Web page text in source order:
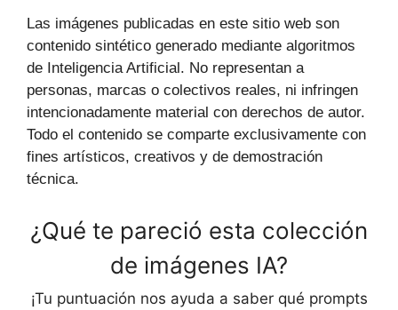
Las imágenes publicadas en este sitio web son
contenido sintético generado mediante algoritmos
de Inteligencia Artificial. No representan a
personas, marcas o colectivos reales, ni infringen
intencionadamente material con derechos de autor.
Todo el contenido se comparte exclusivamente con
fines artísticos, creativos y de demostración
técnica.
¿Qué te pareció esta colección
de imágenes IA?
¡Tu puntuación nos ayuda a saber qué prompts